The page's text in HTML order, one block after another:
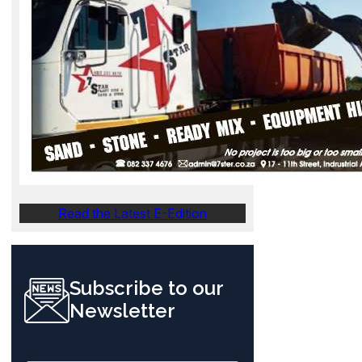
Read the Latest E-Edition
Subscribe to our
Newsletter